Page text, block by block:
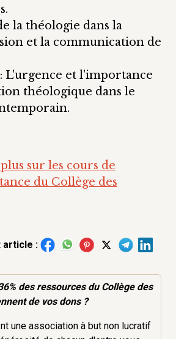
la théologie dans la
et la communication de
L'urgence et l'importance
théologique dans le
sur les cours de
du Collège des
article :
desressourcesdu Collège des
de vos dons ?
une association à but non lucratif